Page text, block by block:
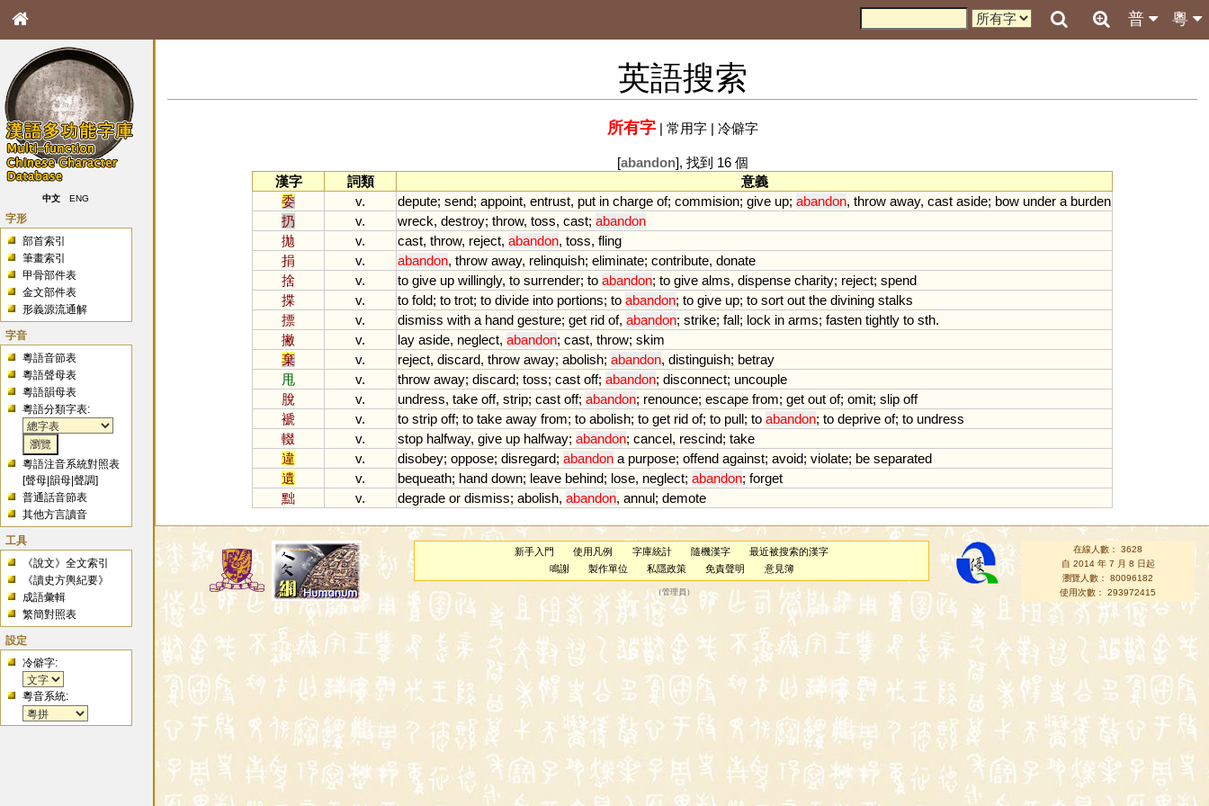
粵
普
中文 ENG
字形
部首索引
筆畫索引
甲骨部件表
金文部件表
形義源流通解
字音
粵語音節表
粵語聲母表
粵語韻母表
粵語分類字表:
粵語注音系統對照表
[聲母 |韻母 |聲調]
普通話音節表
其他方言讀音
工具
《說文》全文索引
《讀史方輿紀要》
成語彙輯
繁簡對照表
設定
冷僻字:
粵音系統:
英語搜索
所有字| 常用字| 冷僻字
[abandon], 找到 16 個
漢字
詞類
意義
委
v. depute; send; appoint, entrust, put in charge of; commision; give up; abandon, throw away, cast aside; bow under a burden
扔
v. wreck, destroy; throw, toss, cast; abandon
拋
v. cast, throw, reject, abandon, toss, fling
捐
v. abandon, throw away, relinquish; eliminate; contribute, donate
捨
v. to give up willingly, to surrender; to abandon; to give alms, dispense charity; reject; spend
揲
v. to fold; to trot; to divide into portions; to abandon; to give up; to sort out the divining stalks
摽
v. dismiss with a hand gesture; get rid of, abandon; strike; fall; lock in arms; fasten tightly to sth.
撇
v. lay aside, neglect, abandon; cast, throw; skim
棄
v. reject, discard, throw away; abolish; abandon, distinguish; betray
甩
v. throw away; discard; toss; cast off; abandon; disconnect; uncouple
脫
v. undress, take off, strip; cast off; abandon; renounce; escape from; get out of; omit; slip off
褫
v. to strip off; to take away from; to abolish; to get rid of; to pull; to abandon; to deprive of; to undress
輟
v. stop halfway, give up halfway; abandon; cancel, rescind; take
違
v. disobey; oppose; disregard; abandon a purpose; offend against; avoid; violate; be separated
遺
v. bequeath; hand down; leave behind; lose, neglect; abandon; forget
黜
v. degrade or dismiss; abolish, abandon, annul; demote
新手入門 使用凡例 字庫統計 隨機漢字
最近被搜索的漢字
鳴謝
製作單位 私隱政策 免責聲明 意見簿
（管理員 ）
在線人數： 3628
自 2014 年 7 月 8 日起
瀏覽人數： 80096182
使用次數： 293972415